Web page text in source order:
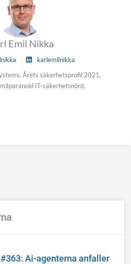
Emil Nikka
karlemilnikka
Årets säkerhetsprofil 2021,
IT-säkerhetsnörd.
Ai-agenterna anfaller